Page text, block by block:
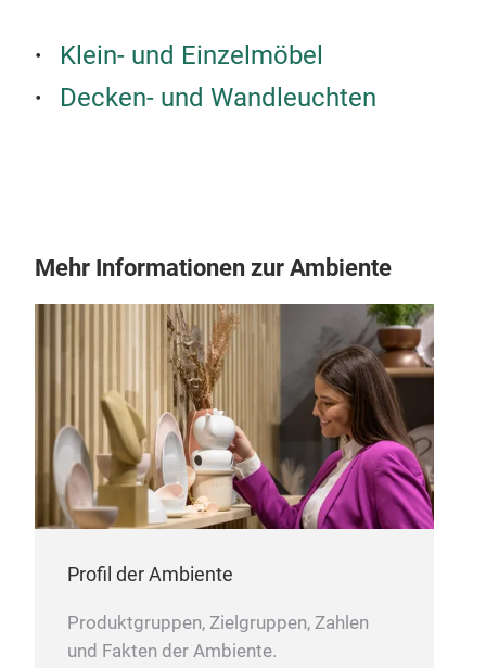
Klein- und Einzelmöbel
Decken- und Wandleuchten
Mehr Informationen zur Ambiente
Profil der Ambiente
Produktgruppen, Zielgruppen, Zahlen
und Fakten der Ambiente.